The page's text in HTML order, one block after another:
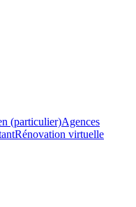
(particulier)Agences
Rénovation virtuelle